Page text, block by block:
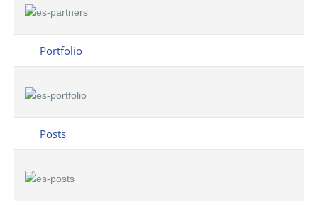
Portfolio
Posts